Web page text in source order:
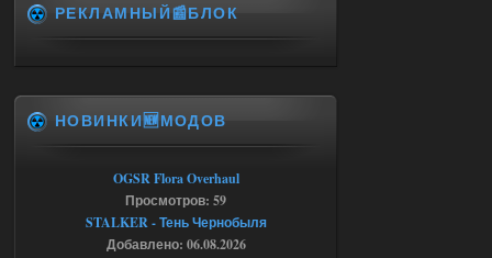
06.08.2026
как изменить макс сумму
ставки в файлах чтобы
Ответить ➤
Тайна Зоны - Remaster 2026
РЕКЛАМНЫЙ📰БЛОК
НОВИНКИ🆕МОДОВ
OGSR Flora Overhaul
Просмотров: 59
STALKER - Тень Чернобыля
Добавлено: 06.08.2026